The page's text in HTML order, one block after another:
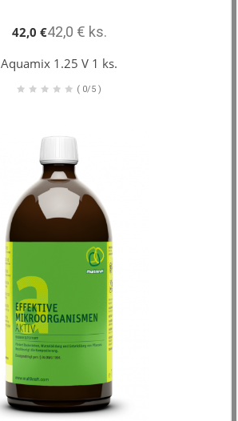
Aquamix 1.25 V 1 ks.
42,0 €42,0 € ks.
( 0/5 )